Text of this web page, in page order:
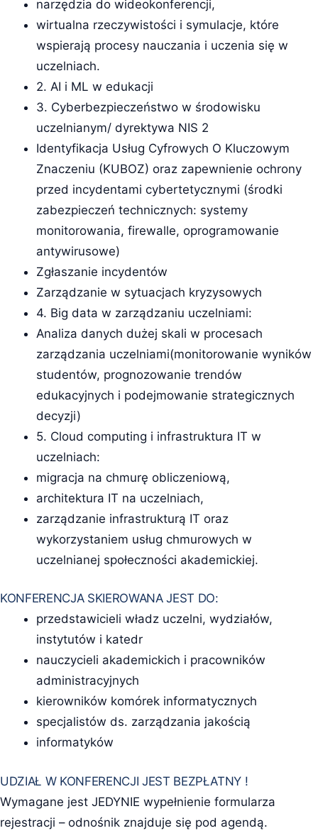
narzędzia do wideokonferencji,
wirtualna rzeczywistości i symulacje, które
wspierają procesy nauczania i uczenia się w
uczelniach.
2. AI i ML w edukacji
3. Cyberbezpieczeństwo w środowisku
uczelnianym/ dyrektywa NIS 2
Identyfikacja Usług Cyfrowych O Kluczowym
Znaczeniu (KUBOZ) oraz zapewnienie ochrony
przed incydentami cybertetycznymi (środki
zabezpieczeń technicznych: systemy
monitorowania, firewalle, oprogramowanie
antywirusowe)
Zgłaszanie incydentów
Zarządzanie w sytuacjach kryzysowych
4. Big data w zarządzaniu uczelniami:
Analiza danych dużej skali w procesach
zarządzania uczelniami(monitorowanie wyników
studentów, prognozowanie trendów
edukacyjnych i podejmowanie strategicznych
decyzji)
5. Cloud computing i infrastruktura IT w
uczelniach:
migracja na chmurę obliczeniową,
architektura IT na uczelniach,
zarządzanie infrastrukturą IT oraz
wykorzystaniem usług chmurowych w
uczelnianej społeczności akademickiej.
KONFERENCJA SKIEROWANA JEST DO:
przedstawicieli władz uczelni, wydziałów,
instytutów i katedr
nauczycieli akademickich i pracowników
administracyjnych
kierowników komórek informatycznych
specjalistów ds. zarządzania jakością
informatyków
UDZIAŁ W KONFERENCJI JEST BEZPŁATNY !
Wymagane jest JEDYNIE wypełnienie formularza
rejestracji – odnośnik znajduje się pod agendą.